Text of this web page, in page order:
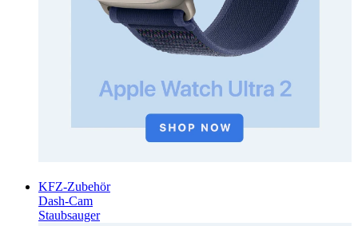
KFZ-Zubehör
Dash-Cam
Staubsauger